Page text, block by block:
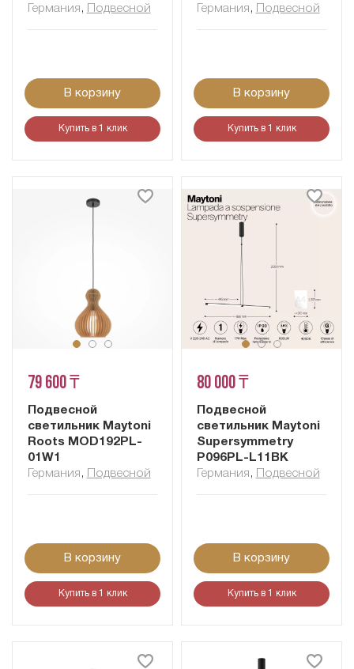
Германия , Подвесной
В корзину
Купить в 1 клик
Германия , Подвесной
В корзину
Купить в 1 клик
79 600 ₸
Подвесной
светильник Maytoni
Roots MOD192PL-
01W1
Германия , Подвесной
В корзину
Купить в 1 клик
80 000 ₸
Подвесной
светильник Maytoni
Supersymmetry
P096PL-L11BK
Германия , Подвесной
В корзину
Купить в 1 клик